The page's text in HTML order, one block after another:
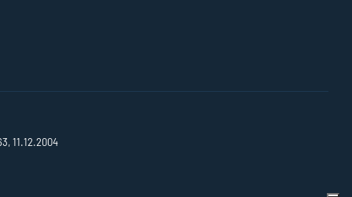
11.12.2004